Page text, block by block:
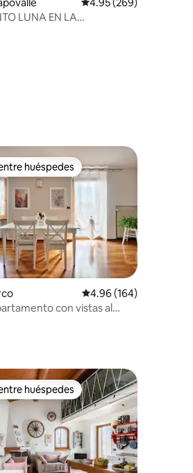
LUNA EN LA
de 5, 119 reseñas
huéspedes preferido
huéspedes
Calificación promedio:
4.96 (164)
con vistas al
huéspedes preferido
huéspedes